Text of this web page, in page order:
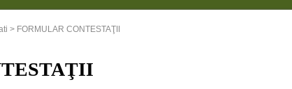
> FORMULAR CONTESTAŢII